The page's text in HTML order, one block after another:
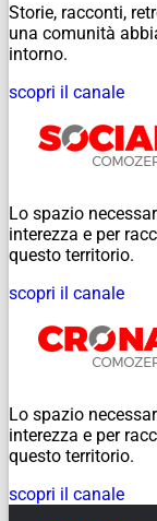
Storie, racconti,
una comunità
intorno.
scopri il canale
Lo spazio
interezza e per
questo territorio.
scopri il canale
Lo spazio
interezza e per
questo territorio.
scopri il canale